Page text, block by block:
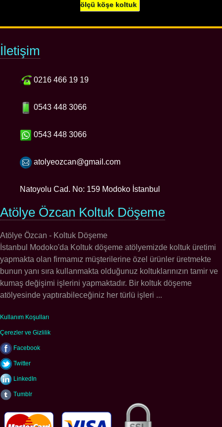
ölçü köşe koltuk
İletişim
0216 466 19 19
0543 448 3066
0543 448 3066
atolyeozcan@gmail.com
Natoyolu Cad. No: 159 Modoko İstanbul
Atölye Özcan Koltuk Döşeme
Atölye Özcan - Koltuk Döşeme
İstanbul Modoko'da Koltuk döşeme atölyemizde koltuk üretimi
yapmakta olan firmamız müşterilerine özel ürünler üretmekte
bunun yanı sıra kullanmakta olduğunuz koltuklarınızın tamir ve
kumaş değişimi işlerini yapmaktadır. Bir koltuk döşeme
atölyesinde yaptırabileceğiniz her türlü işleri ...
Kullanım Koşulları
Çerezler ve Gizlilik
Facebook
Twitter
LinkedIn
Tumblr